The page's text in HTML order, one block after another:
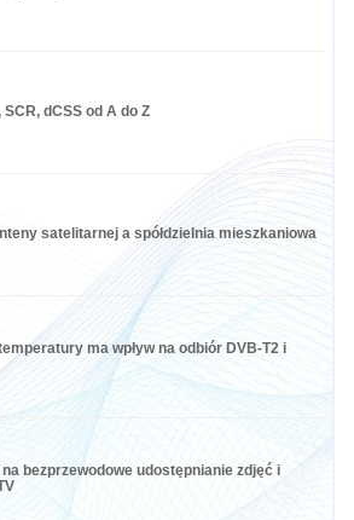
dCSS od A do Z
satelitarnej a spółdzielnia mieszkaniowa
ma wpływ na odbiór DVB-T2 i
bezprzewodowe udostępnianie zdjęć i